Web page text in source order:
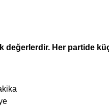
değerlerdir. Her partide